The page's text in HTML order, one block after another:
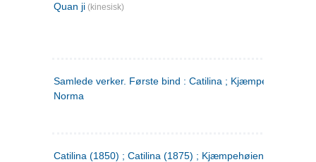
Quan ji (kinesisk)
Samlede verker. Første bind : Catilina ; Kjæmpehøien ;
Norma
Catilina (1850) ; Catilina (1875) ; Kjæmpehøien (1850) ;